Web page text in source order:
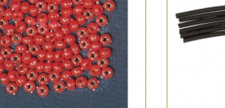
Cuissards
Sous-vêtements
Gilets de chasse